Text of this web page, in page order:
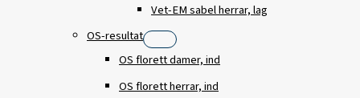
Vet-EM sabel herrar, lag
OS-resultat
OS florett damer, ind
OS florett herrar, ind